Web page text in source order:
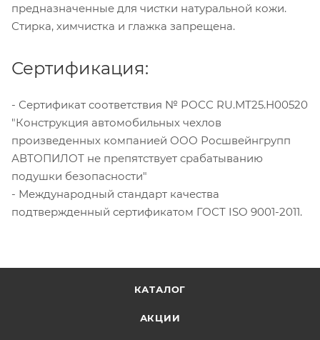
предназначенные для чистки натуральной кожи.
Стирка, химчистка и глажка запрещена.
Сертификация:
- Сертификат соответствия № РОСС RU.МТ25.Н00520
"Конструкция автомобильных чехлов
произведенных компанией ООО Росшвейнгрупп
АВТОПИЛОТ не препятствует срабатыванию
подушки безопасности"
- Международный стандарт качества
подтвержденный сертификатом ГОСТ ISO 9001-2011.
КАТАЛОГ
АКЦИИ